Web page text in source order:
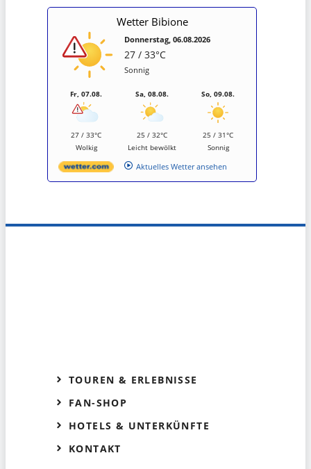
Wetter Bibione
Donnerstag, 06.08.2026
27 / 33°C
Sonnig
Fr, 07.08.
27 / 33°C
Wolkig
Sa, 08.08.
25 / 32°C
Leicht bewölkt
So, 09.08.
25 / 31°C
Sonnig
Aktuelles Wetter ansehen
TOUREN & ERLEBNISSE
FAN-SHOP
HOTELS & UNTERKÜNFTE
KONTAKT